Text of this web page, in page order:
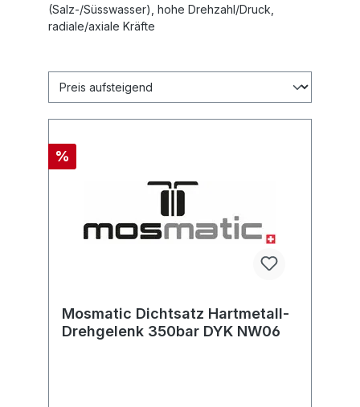
(Salz-/Süsswasser), hohe Drehzahl/Druck,
radiale/axiale Kräfte
%
Mosmatic Dichtsatz Hartmetall-
Drehgelenk 350bar DYK NW06